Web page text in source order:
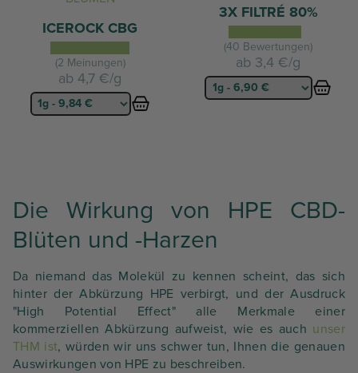
ICEROCK CBG
(2 Meinungen)
ab 4,7 €/g
3X FILTRÉ 80%
(40 Bewertungen)
ab 3,4 €/g
Die Wirkung von HPE CBD-
Blüten und -Harzen
Da niemand das Molekül zu kennen scheint, das sich
hinter der Abkürzung HPE verbirgt, und der Ausdruck
"High Potential Effect" alle Merkmale einer
kommerziellen Abkürzung aufweist, wie es auch unser
THM ist, würden wir uns schwer tun, Ihnen die genauen
Auswirkungen von HPE zu beschreiben.